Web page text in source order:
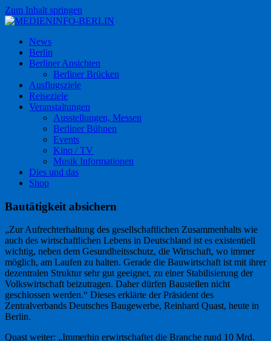
Zum Inhalt springen
MEDIENINFO-BERLIN
Just another WordPress site
News
Berlin
Berliner Ansichten
Berliner Brücken
Ausflugsziele
Reiseziele
Veranstaltungen
Ausstellungen, Messen
Berliner Bühnen
Events
Kino / TV
Musik Informationen
Dies und das
Shop
Bautätigkeit absichern
„Zur Aufrechterhaltung des gesellschaftlichen Zusammenhalts wie
auch des wirtschaftlichen Lebens in Deutschland ist es existentiell
wichtig, neben dem Gesundheitsschutz, die Wirtschaft, wo immer
möglich, am Laufen zu halten. Gerade die Bauwirtschaft ist mit ihrer
dezentralen Struktur sehr gut geeignet, zu einer Stabilisierung der
Volkswirtschaft beizutragen. Daher dürfen Baustellen nicht
geschlossen werden.“ Dieses erklärte der Präsident des
Zentralverbands Deutsches Baugewerbe, Reinhard Quast, heute in
Berlin.
Quast weiter: „Immerhin erwirtschaftet die Branche rund 10 Mrd.